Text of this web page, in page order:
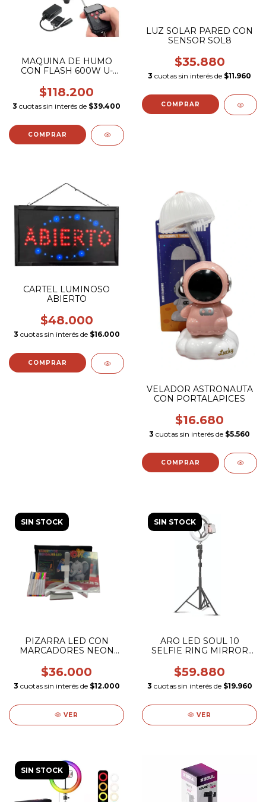
MAQUINA DE HUMO
CON FLASH 600W U-
$118.200
3 cuotas sin interés de $39.400
LUZ SOLAR PARED CON
SENSOR SOL8
$35.880
3 cuotas sin interés de $11.960
CARTEL LUMINOSO
ABIERTO
$48.000
3 cuotas sin interés de $16.000
VELADOR ASTRONAUTA
CON PORTALAPICES
$16.680
3 cuotas sin interés de $5.560
SIN STOCK
PIZARRA LED CON
MARCADORES NEON
$36.000
3 cuotas sin interés de $12.000
VER
SIN STOCK
ARO LED SOUL 10
SELFIE RING MIRROR
$59.880
3 cuotas sin interés de $19.960
VER
SIN STOCK